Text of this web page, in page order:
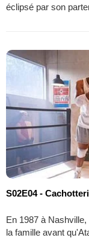
éclipsé par son
S02E04 -
En 1987 à
la famille avant